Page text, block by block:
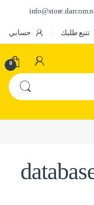
تتبع طلبك حسابي
0